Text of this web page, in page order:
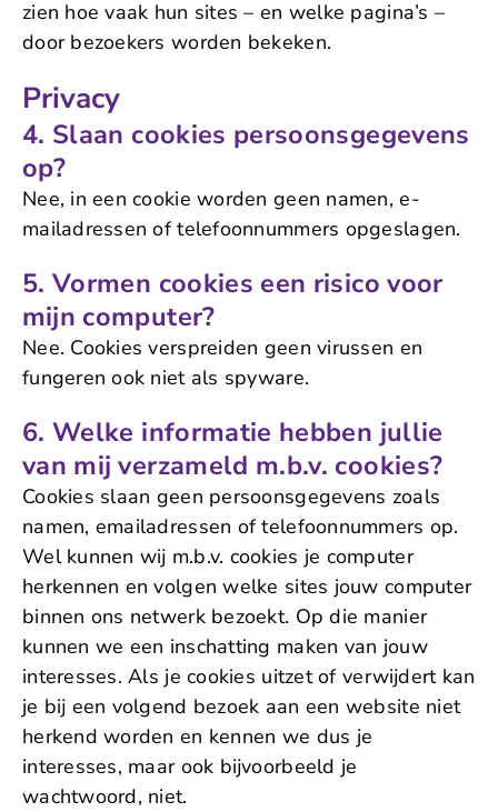
zien hoe vaak hun sites – en welke pagina’s –
door bezoekers worden bekeken.
Privacy
4. Slaan cookies persoonsgegevens
op?
Nee, in een cookie worden geen namen, e-
mailadressen of telefoonnummers opgeslagen.
5. Vormen cookies een risico voor
mijn computer?
Nee. Cookies verspreiden geen virussen en
fungeren ook niet als spyware.
6. Welke informatie hebben jullie
van mij verzameld m.b.v. cookies?
Cookies slaan geen persoonsgegevens zoals
namen, emailadressen of telefoonnummers op.
Wel kunnen wij m.b.v. cookies je computer
herkennen en volgen welke sites jouw computer
binnen ons netwerk bezoekt. Op die manier
kunnen we een inschatting maken van jouw
interesses. Als je cookies uitzet of verwijdert kan
je bij een volgend bezoek aan een website niet
herkend worden en kennen we dus je
interesses, maar ook bijvoorbeeld je
wachtwoord, niet.